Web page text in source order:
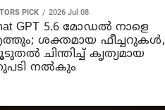
PICK 2026 Jul 08
GPT 5.6 മോഡൽ നാളെ
ശക്തമായ ഫീച്ചറുകൾ,
ചിന്തിച്ച് കൃത്യമായ
നൽകും